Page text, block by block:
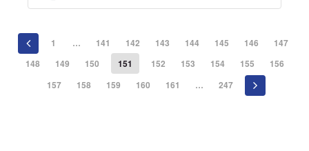
1 … 141 142 143 144 145 146
147
148
149 150 151 152 153 154 155
156
157
158 159 160 161 … 247